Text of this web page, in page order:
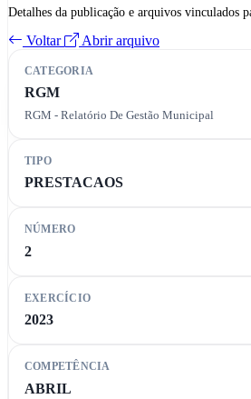
Detalhes da publicação e arquivos vinculados
Voltar Abrir arquivo
CATEGORIA
RGM
RGM - Relatório De Gestão Municipal
TIPO
PRESTACAOS
NÚMERO
2
EXERCÍCIO
2023
COMPETÊNCIA
ABRIL